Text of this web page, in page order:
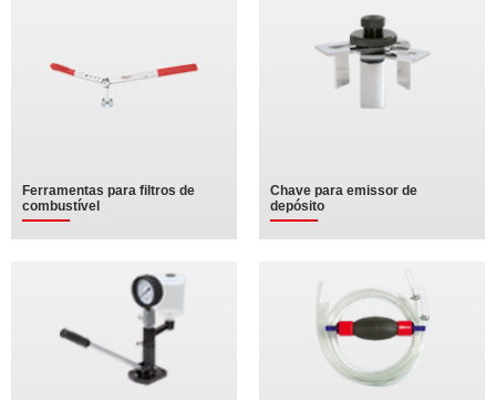
Ferramentas para filtros de
combustível
Chave para emissor de
depósito